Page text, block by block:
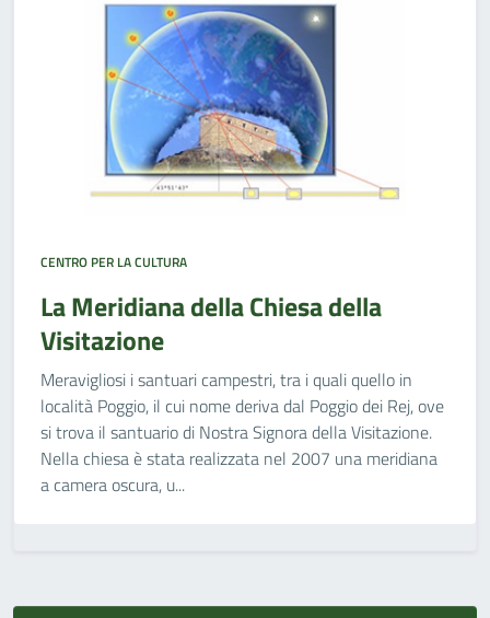
CENTRO PER LA CULTURA
La Meridiana della Chiesa della
Visitazione
Meravigliosi i santuari campestri, tra i quali quello in
località Poggio, il cui nome deriva dal Poggio dei Rej, ove
si trova il santuario di Nostra Signora della Visitazione.
Nella chiesa è stata realizzata nel 2007 una meridiana
a camera oscura, u...